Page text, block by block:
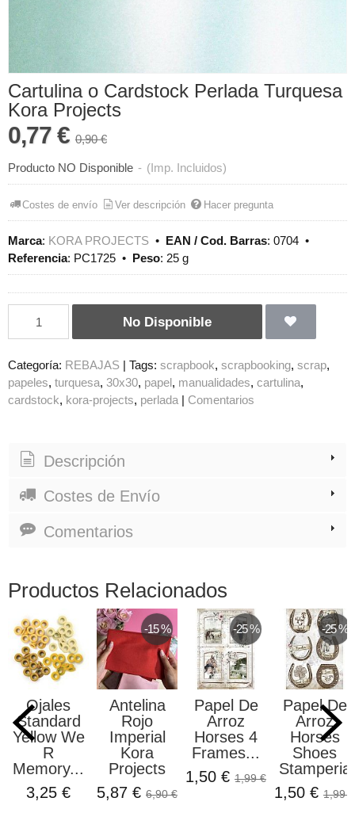
Cartulina o Cardstock Perlada Turquesa
Kora Projects
0,77 € 0,90 €
Producto NO Disponible - (Imp. Incluidos)
Costes de envío Ver descripción Hacer pregunta
Marca: KORA PROJECTS • EAN / Cod. Barras: 0704 •
Referencia: PC1725 • Peso: 25 g
No Disponible
Categoría: REBAJAS Tags: scrapbook scrapbooking scrap
papeles turquesa 30x30 papel manualidades cartulina
cardstock
kora-projects perlada Comentarios
Descripción
Costes de Envío
Comentarios
Productos Relacionados
Ojales
Standard
Yellow We
R
Memory...
3,25 €
-15 %
Antelina
Rojo
Imperial
Kora
Projects
5,87 € 6,90 €
-25 %
Papel De
Arroz
Horses 4
Frames...
1,50 € 1,99 €
-25 %
Papel De
Arroz
Horses
Shoes
Stamperia
1,50 € 1,99 €